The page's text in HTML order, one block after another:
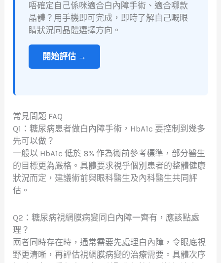
唔確定自己係咪適合白內障手術、適合哪款
晶體？用手機即可完成，即時了解自己嘅眼
睛狀況同晶體選擇方向。
開始評估 →
常見問題 FAQ
Q1：糖尿病患者做白內障手術，HbA1c 要控制到幾多
先可以做？
一般以 HbA1c 低於 8% 作為術前參考標準，部分醫生
的目標更為嚴格。具體要求視乎個別患者的整體健康
狀況而定，建議術前與眼科醫生及內科醫生共同評
估。
Q2：糖尿病視網膜病變同白內障一齊有，應該點處
理？
兩者同時存在時，通常需要先處理白內障，令眼底視
野更清晰，再評估視網膜病變的治療需要。具體次序